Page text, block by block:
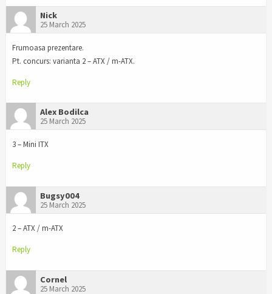
Nick
25 March 2025
Frumoasa prezentare.
Pt. concurs: varianta 2 – ATX / m-ATX.
Reply
Alex Bodilca
25 March 2025
3 – Mini ITX
Reply
Bugsy004
25 March 2025
2 – ATX / m-ATX
Reply
Cornel
25 March 2025